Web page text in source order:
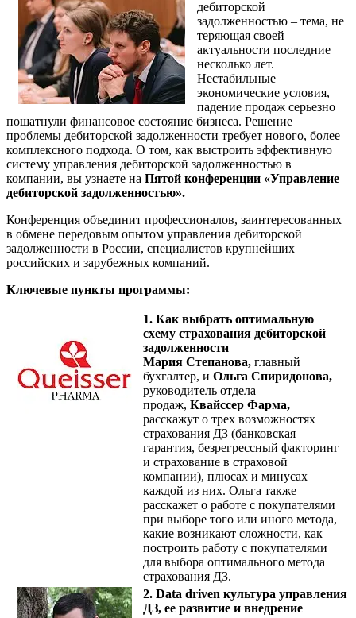
дебиторской
задолженностью – тема, не
теряющая своей
актуальности последние
несколько лет.
Нестабильные
экономические условия,
падение продаж серьезно
пошатнули финансовое состояние бизнеса. Решение
проблемы дебиторской задолженности требует нового, более
комплексного подхода. О том, как выстроить эффективную
систему управления дебиторской задолженностью в
компании, вы узнаете на Пятой конференции «Управление
дебиторской задолженностью».
Конференция объединит профессионалов, заинтересованных
в обмене передовым опытом управления дебиторской
задолженности в России, специалистов крупнейших
российских и зарубежных компаний.
Ключевые пункты программы:
1. Как выбрать оптимальную
схему страхования дебиторской
задолженности
Мария Степанова, главный
бухгалтер, и Ольга Спиридонова,
руководитель отдела
продаж, Квайссер Фарма,
расскажут о трех возможностях
страхования ДЗ (банковская
гарантия, безрегрессный факторинг
и страхование в страховой
компании), плюсах и минусах
каждой из них. Ольга также
расскажет о работе с покупателями
при выборе того или иного метода,
какие возникают сложности, как
построить работу с покупателями
для выбора оптимального метода
страхования ДЗ.
2. Data driven культура управления
ДЗ, ее развитие и внедрение